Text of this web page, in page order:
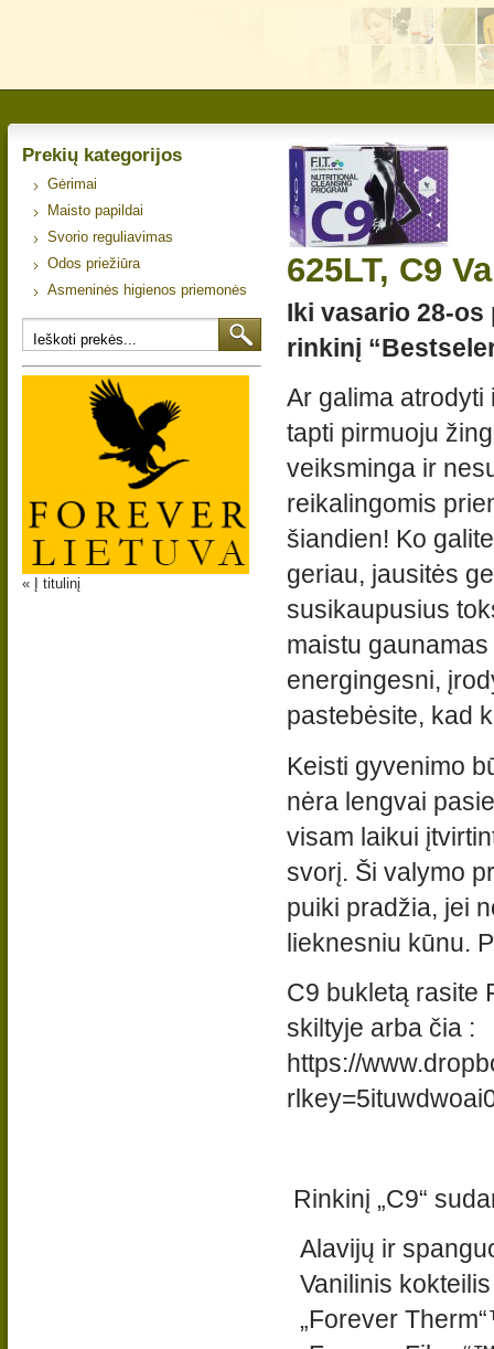
Prekių kategorijos
Gėrimai
Maisto papildai
Svorio reguliavimas
Odos priežiūra
Asmeninės higienos priemonės
« Į titulinį
625LT, C9
Iki vasario 28-os
rinkinį
Ar galima
tapti pirmuoju
veiksminga ir
reikalingomis
šiandien! Ko
geriau, jausitės
susikaupusius
maistu
energingesni,
pastebėsite, kad
Keisti gyvenimo
nėra lengvai
visam laikui
svorį. Ši valymo
puiki pradžia, jei
lieknesniu kūnu.
C9 bukletą rasite
skiltyje arba čia :
https://
Rinkinį „C9“
Alavijų ir
Vanilinis
„Forever